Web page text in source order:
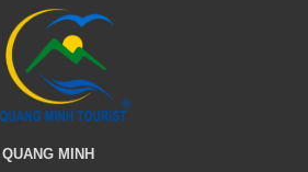
MINH